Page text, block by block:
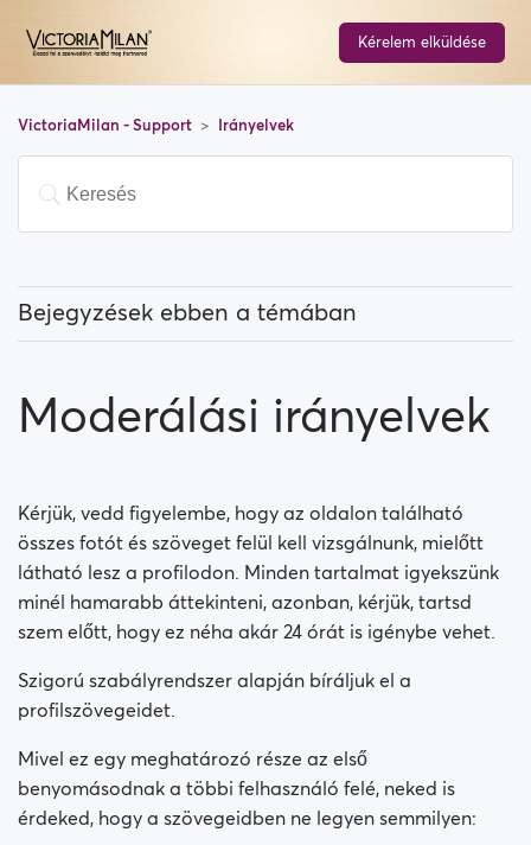
Kérelem elküldése
VictoriaMilan - Support Irányelvek
Bejegyzések ebben a témában
Moderálási irányelvek
Moderálási irányelvek
Kérjük, vedd figyelembe, hogy az oldalon található
összes fotót és szöveget felül kell vizsgálnunk, mielőtt
látható lesz a profilodon. Minden tartalmat igyekszünk
minél hamarabb áttekinteni, azonban, kérjük, tartsd
szem előtt, hogy ez néha akár 24 órát is igénybe vehet.
Szigorú szabályrendszer alapján bíráljuk el a
profilszövegeidet.
Mivel ez egy meghatározó része az első
benyomásodnak a többi felhasználó felé, neked is
érdeked, hogy a szövegeidben ne legyen semmilyen: